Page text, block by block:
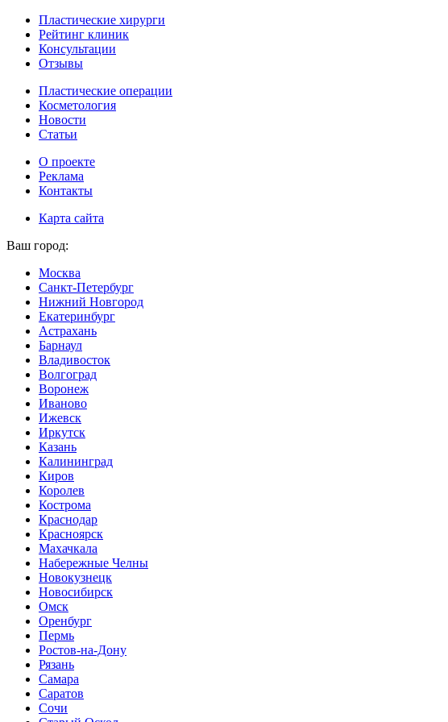
Пластические хирурги
Рейтинг клиник
Консультации
Отзывы
Пластические операции
Косметология
Новости
Статьи
О проекте
Реклама
Контакты
Карта сайта
Ваш город:
Москва
Санкт-Петербург
Нижний Новгород
Екатеринбург
Астрахань
Барнаул
Владивосток
Волгоград
Воронеж
Иваново
Ижевск
Иркутск
Казань
Калининград
Киров
Королев
Кострома
Краснодар
Красноярск
Махачкала
Набережные Челны
Новокузнецк
Новосибирск
Омск
Оренбург
Пермь
Ростов-на-Дону
Рязань
Самара
Саратов
Сочи